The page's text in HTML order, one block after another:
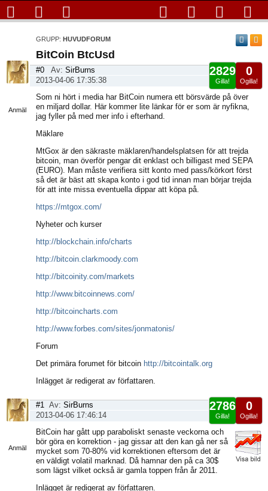
GRUPP: HUVUDFORUM
Anmäl
BitCoin BtcUsd
0
Ogilla!
2829
Gilla!
#0 Av: SirBurns
2013-04-06 17:35:38
Som ni hört i media har BitCoin numera ett börsvärde på över
en miljard dollar. Här kommer lite länkar för er som är nyfikna,
jag fyller på med mer info i efterhand.
Mäklare
MtGox är den säkraste mäklaren/handelsplatsen för att trejda
bitcoin, man överför pengar dit enklast och billigast med SEPA
(EURO). Man måste verifiera sitt konto med pass/körkort först
så det är bäst att skapa konto i god tid innan man börjar trejda
för att inte missa eventuella dippar att köpa på.
https://mtgox.com/
Nyheter och kurser
http://blockchain.info/charts
http://bitcoin.clarkmoody.com
http://bitcoinity.com/markets
http://www.bitcoinnews.com/
http://bitcoincharts.com
http://www.forbes.com/sites/jonmatonis/
Forum
Det primära forumet för bitcoin http://bitcointalk.org
Inlägget är redigerat av författaren.
Anmäl
0
Ogilla!
2786
Gilla!
#1 Av: SirBurns
2013-04-06 17:46:14
BitCoin har gått upp paraboliskt senaste veckorna och
bör göra en korrektion - jag gissar att den kan gå ner så
mycket som 70-80% vid korrektionen eftersom det är
en väldigt volatil marknad. Då hamnar den på ca 30$
som lägst vilket också är gamla toppen från år 2011.
Inlägget är redigerat av författaren.